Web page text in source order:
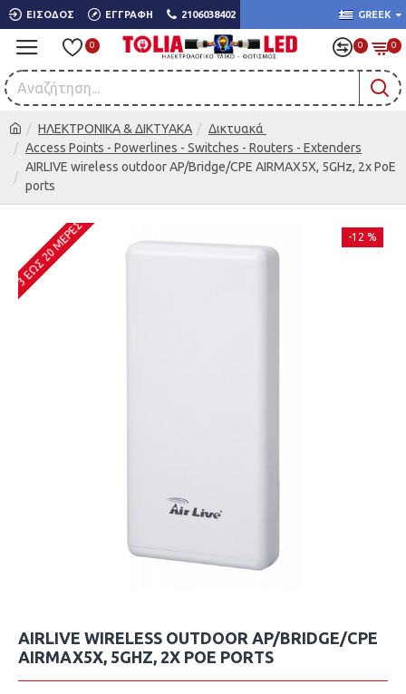
ΕΊΣΟΔΟΣ ΕΓΓΡΑΦΉ 2106038402 GREEK
0 0 0
ΗΛΕΚΤΡΟΝΙΚΑ & ΔΙΚΤΥΑΚΑ
Δικτυακά
Access Points - Powerlines - Switches - Routers - Extenders
AIRLIVE wireless outdoor AP/Bridge/CPE AIRMAX5X, 5GHz, 2x PoE
ports
-12 %
3 ΈΩΣ 20 ΜΈΡΕΣ
AIRLIVE WIRELESS OUTDOOR AP/BRIDGE/CPE
AIRMAX5X, 5GHZ, 2X POE PORTS